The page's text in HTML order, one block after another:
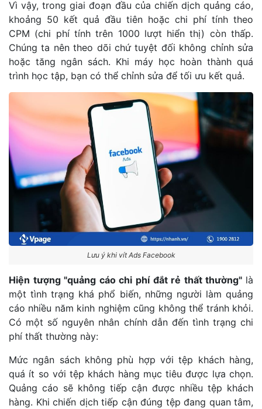
Vì vậy, trong giai đoạn đầu của chiến dịch quảng cáo,
khoảng 50 kết quả đầu tiên hoặc chi phí tính theo
CPM (chi phí tính trên 1000 lượt hiển thị) còn thấp.
Chúng ta nên theo dõi chứ tuyệt đối không chỉnh sửa
hoặc tăng ngân sách. Khi máy học hoàn thành quá
trình học tập, bạn có thể chỉnh sửa để tối ưu kết quả.
Lưu ý khi vít Ads Facebook
Hiện tượng "quảng cáo chi phí đắt rẻ thất thường" là
một tình trạng khá phổ biến, những người làm quảng
cáo nhiều năm kinh nghiệm cũng không thể tránh khỏi.
Có một số nguyên nhân chính dẫn đến tình trạng chi
phí thất thường này:
Mức ngân sách không phù hợp với tệp khách hàng,
quá ít so với tệp khách hàng mục tiêu được lựa chọn.
Quảng cáo sẽ không tiếp cận được nhiều tệp khách
hàng. Khi chiến dịch tiếp cận đúng tệp đang quan tâm,